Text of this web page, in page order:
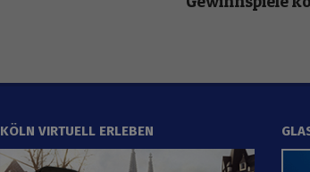
KÖLN VIRTUELL ERLEBEN